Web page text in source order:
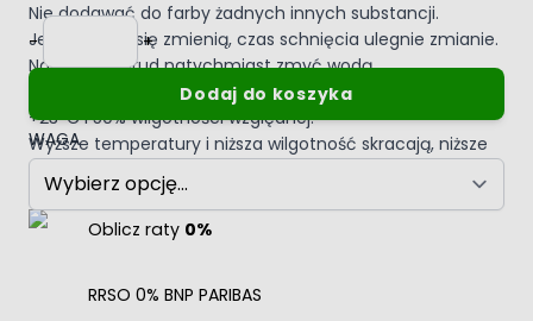
Nie dodawać do farby żadnych innych substancji.
Jeśli warunki się zmienią, czas schnięcia ulegnie zmianie.
Narzędzia i brud natychmiast zmyć wodą.
Podane czasy odnoszą się do normalnej temperatury
+23°C i 50% wilgotności względnej.
Wyższe temperatury i niższa wilgotność skracają, niższe
temperatury i wyższa wilgotność wydłużają podane
czasy.
-
Ilość
+
Dodaj do koszyka
WAGA
Oblicz raty 0%
RRSO 0% BNP PARIBAS